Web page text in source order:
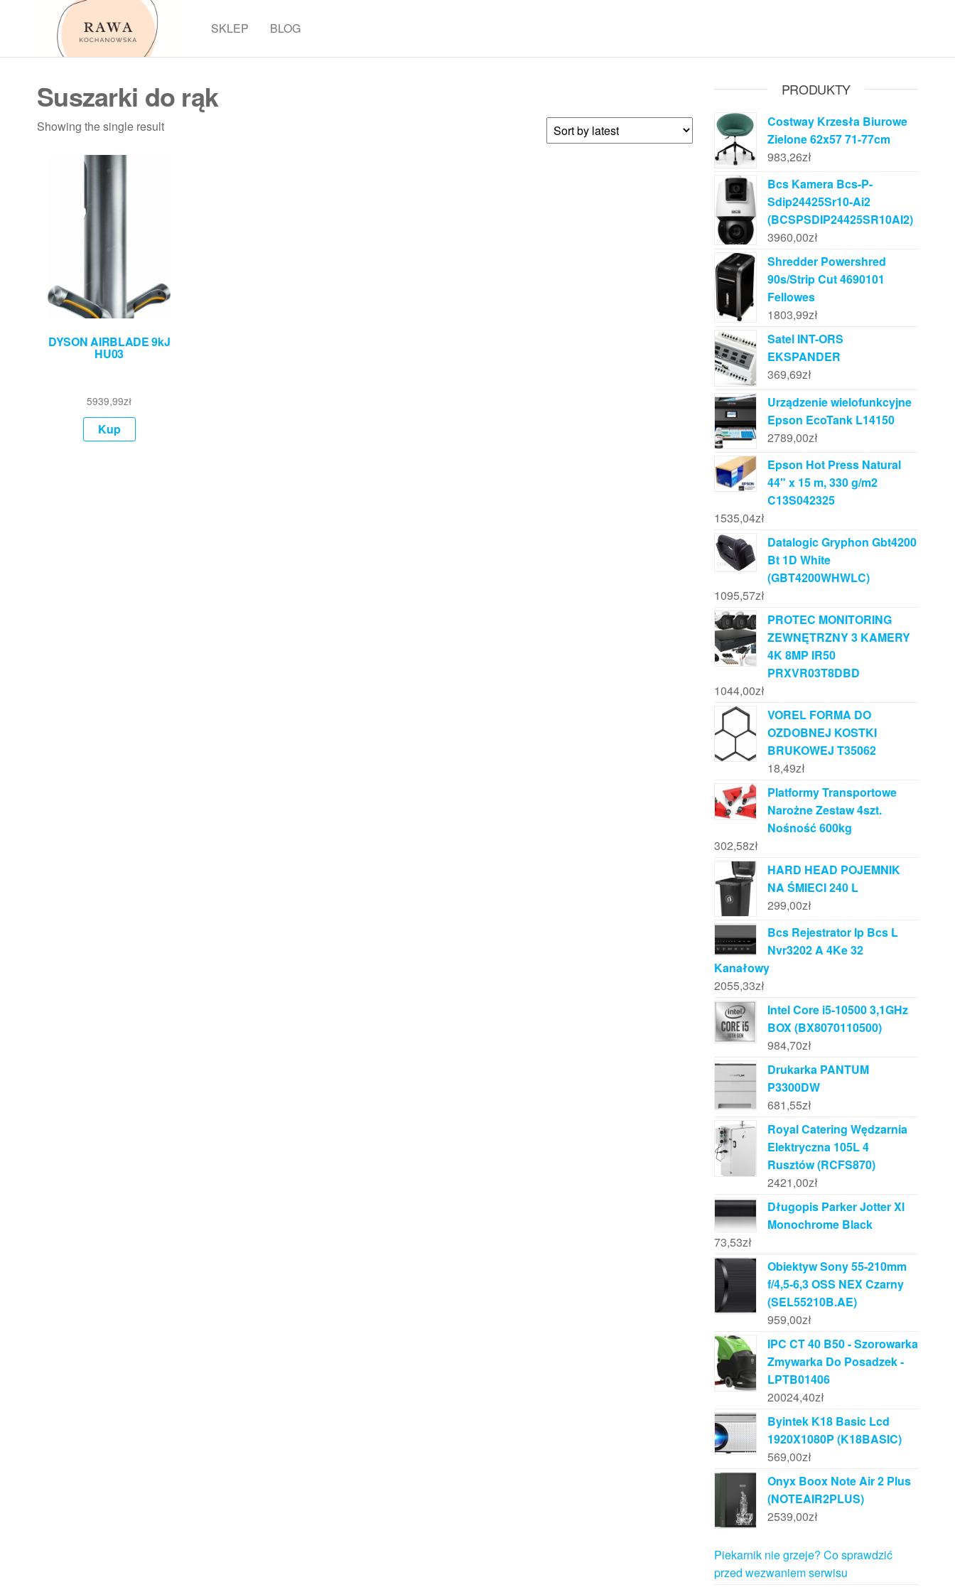
SKLEP BLOG
Suszarki do rąk
Showing the single result
DYSON AIRBLADE 9kJ
HU03
5939,99zł
Kup
PRODUKTY
Costway Krzesła Biurowe
Zielone 62x57 71-77cm
983,26zł
Bcs Kamera Bcs-P-
Sdip24425Sr10-Ai2
(BCSPSDIP24425SR10AI2)
3960,00zł
Shredder Powershred
90s/Strip Cut 4690101
Fellowes
1803,99zł
Satel INT-ORS
EKSPANDER
369,69zł
Urządzenie wielofunkcyjne
Epson EcoTank L14150
2789,00zł
Epson Hot Press Natural
44" x 15 m, 330 g/m2
C13S042325
1535,04zł
Datalogic Gryphon Gbt4200
Bt 1D White
(GBT4200WHWLC)
1095,57zł
PROTEC MONITORING
ZEWNĘTRZNY 3 KAMERY
4K 8MP IR50
PRXVR03T8DBD
1044,00zł
VOREL FORMA DO
OZDOBNEJ KOSTKI
BRUKOWEJ T35062
18,49zł
Platformy Transportowe
Narożne Zestaw 4szt.
Nośność 600kg
302,58zł
HARD HEAD POJEMNIK
NA ŚMIECI 240 L
299,00zł
Bcs Rejestrator Ip Bcs L
Nvr3202 A 4Ke 32
Kanałowy
2055,33zł
Intel Core i5-10500 3,1GHz
BOX (BX8070110500)
984,70zł
Drukarka PANTUM
P3300DW
681,55zł
Royal Catering Wędzarnia
Elektryczna 105L 4
Rusztów (RCFS870)
2421,00zł
Długopis Parker Jotter Xl
Monochrome Black
73,53zł
Obiektyw Sony 55-210mm
f/4,5-6,3 OSS NEX Czarny
(SEL55210B.AE)
959,00zł
IPC CT 40 B50 - Szorowarka
Zmywarka Do Posadzek -
LPTB01406
20024,40zł
Byintek K18 Basic Lcd
1920X1080P (K18BASIC)
569,00zł
Onyx Boox Note Air 2 Plus
(NOTEAIR2PLUS)
2539,00zł
Piekarnik nie grzeje? Co sprawdzić
przed wezwaniem serwisu